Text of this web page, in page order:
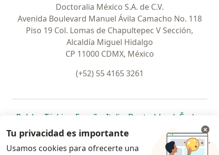
Doctoralia México S.A. de C.V.
Avenida Boulevard Manuel Ávila Camacho No. 118
Piso 19 Col. Lomas de Chapultepec V Sección,
Alcaldía Miguel Hidalgo
CP 11000 CDMX, México
(+52) 55 4165 3261
Polska se abre en una nueva pestaña
Türkiye se abre en una nueva pestaña
España se abre en una nueva pestaña
Italia se abre en una nueva
Deutschlandse abre en
Česko
Portugal
se abre en una nueva pestaña
México se abre en una nueva pestaña
Chile se abre en una nueva pestaña
Brasil se abre en una nueva
se abre en
se
se abre en una nueva
Tu privacidad es importante
Usamos cookies para ofrecerte una